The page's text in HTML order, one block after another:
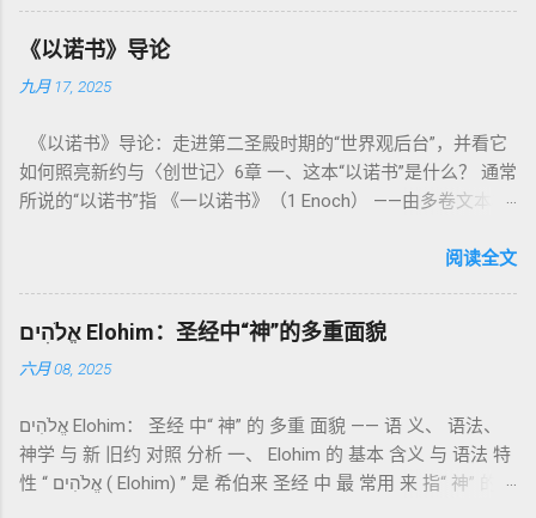
为我耶和华你们的神是圣洁的。”（利未记19:2） 这节经文构成
整卷书的中心神学。希伯来文“קָדוֹשׁ”（kadosh）不仅意味着道
德上的圣洁，更意味着“分别出来”、“归属于神”。 《利未记》教
中活出“圣洁”。圣洁不仅是内心态度，更是生活方式。 二、献
祭制度：与神相交的通道 前七章详细描述五种祭： 燔祭
（olah）：全然献上，象征奉献与赎罪； 素祭 （minchah）：
团契的象征； 赎罪祭 （chatat）：针对无意之罪的遮盖； 赎愆
祭 （asham）：针对特定罪行的赔偿与赎回。 这些制度不是单
纯宗教仪式，而是 神提供给罪人恢复关系的方式 。 希伯来文
祂的子民得洁净并维系同在。 三、祭司制度与敬拜秩序 亚伦与
记》强调他们的洁净、服饰、行为都必须与神的圣洁相称。 祭
司是 圣所的看守者、律法的教导者与百姓的代求者 。他们的失
败（如拿答与亚比户擅献凡火）立刻带来神的审判（利10
《以诺书》导论
九月 17, 2025
《以诺书》导论：走进第二圣殿时期的“世界观后台”，并看它
如何照亮新约与〈创世记〉6章 一、这本“以诺书”是什么？ 通常
所说的“以诺书”指 《一以诺书》（1 Enoch） ——由多卷文本构
世纪），虽不在犹太/基督教主流正典之内（ 埃塞俄比亚正教
吉兹语（埃塞俄比亚语） 保存， 死海古卷 出土了多份 阿拉姆
语 残卷，另有 希腊文 片段，显示其广泛流传。 《一以诺书》
大体由五部分组成（作者与年代各异）： 《守望者之书》（1–
通婚、巨人（尼非利人）的出现，以及神对其囚禁与审判。
《比喻/相似喻之书》（37–71） ：频繁出现“ 那位人子/拣选
者/义者 ”，刻画末世审判与王权。 《天文之书》（72–82） ：
阅读全文
אֱלֹהִים Elohim：圣经中“神”的多重面貌
六月 08, 2025
אֱלֹהִים Elohim： 圣经 中“ 神” 的 多重 面貌 —— 语 义、 语法、
神学 与 新 旧约 对照 分析 一、 Elohim 的 基本 含义 与 语法 特
性 “ אֱלֹהִים ( Elohim) ” 是 希伯来 圣经 中 最 常用 来 指“ 神” 的